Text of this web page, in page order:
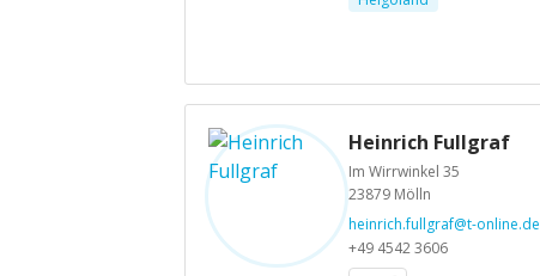
Heinrich Fullgraf
Im Wirrwinkel 35
23879 Mölln
heinrich.fullgraf@t-online.de
+49 4542 3606